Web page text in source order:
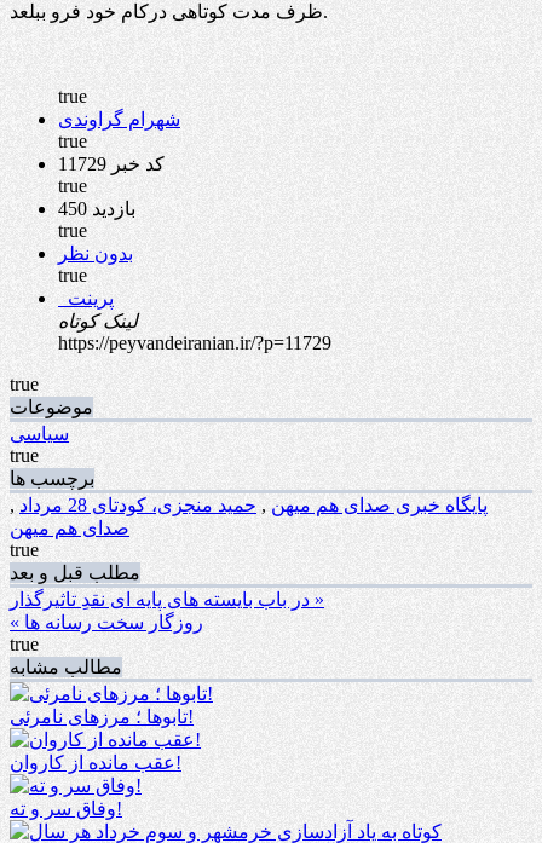
ظرف مدت کوتاهی درکام خود فرو ببلعد.
true
شهرام گراوندی
true
کد خبر 11729
true
450 بازدید
true
بدون نظر
true
پرینت
لینک کوتاه
https://peyvandeiranian.ir/?p=11729
true
موضوعات
سیاسی
true
برچسب ها
پایگاه خبری صدای هم میهن , حمید منجزی، کودتای 28 مرداد
,
صدای هم میهن
true
مطلب قبل و بعد
در باب بایسته های پایه ای نقدِ تاثیرگذار »
« روزگار سخت رسانه ها
true
مطالب مشابه
تابوها ؛ مرزهای نامرئی!
عقب مانده از کاروان!
وفاق سر و ته!